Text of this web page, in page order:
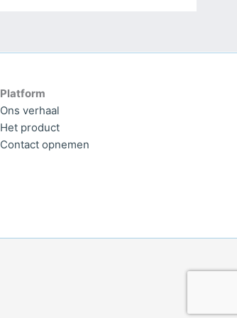
Platform
Ons verhaal
Het product
Contact opnemen